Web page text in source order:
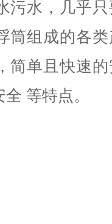
污水，几乎
筒组成的各
简单且快速
等特点。